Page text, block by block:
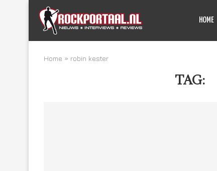
HOME
Home » robin kester
TAG: